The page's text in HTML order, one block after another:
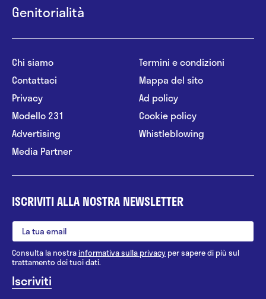
Genitorialità
Chi siamo
Contattaci
Privacy
Modello 231
Advertising
Media Partner
Termini e condizioni
Mappa del sito
Ad policy
Cookie policy
Whistleblowing
ISCRIVITI ALLA NOSTRA NEWSLETTER
Consulta la nostrainformativa sulla privacy per sapere di più sul
trattamento dei tuoi dati.